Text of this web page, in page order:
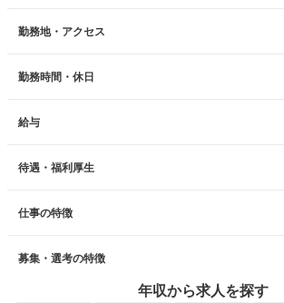
勤務地・アクセス
勤務時間・休日
給与
待遇・福利厚生
仕事の特徴
募集・選考の特徴
年収から求人を探す